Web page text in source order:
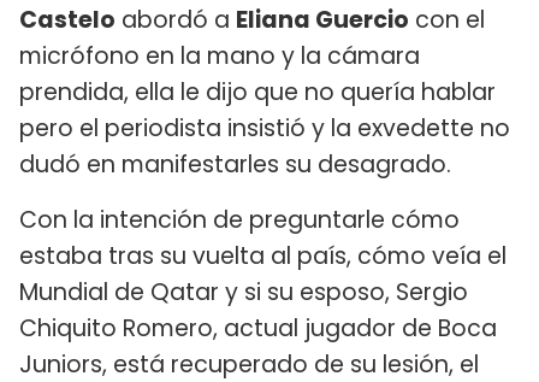
Castelo abordó a Eliana Guercio con el
micrófono en la mano y la cámara
prendida, ella le dijo que no quería hablar
pero el periodista insistió y la exvedette no
dudó en manifestarles su desagrado.
Con la intención de preguntarle cómo
estaba tras su vuelta al país, cómo veía el
Mundial de Qatar y si su esposo, Sergio
Chiquito Romero, actual jugador de Boca
Juniors, está recuperado de su lesión, el